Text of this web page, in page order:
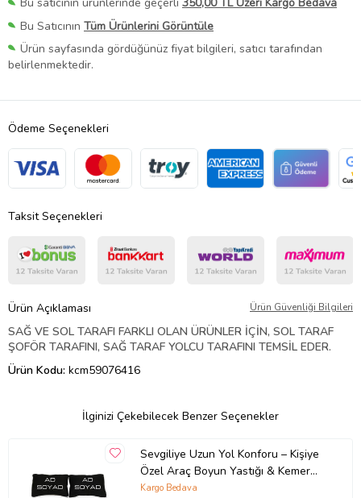
Bu satıcının ürünlerinde geçerli 350,00 TL Üzeri Kargo Bedava
Bu Satıcının Tüm Ürünlerini Görüntüle
Ürün sayfasında gördüğünüz fiyat bilgileri, satıcı tarafından
belirlenmektedir.
Ödeme Seçenekleri
Taksit Seçenekleri
Ürün Açıklaması Ürün Güvenliği Bilgileri
SAĞ VE SOL TARAFI FARKLI OLAN ÜRÜNLER İÇİN, SOL TARAF
ŞOFÖR TARAFINI, SAĞ TARAF YOLCU TARAFINI TEMSİL EDER.
Ürün Kodu: kcm59076416
İlginizi Çekebilecek Benzer Seçenekler
Sevgiliye Uzun Yol Konforu – Kişiye
Özel Araç Boyun Yastığı & Kemer
Pedi Hediye Seti
Kargo Bedava